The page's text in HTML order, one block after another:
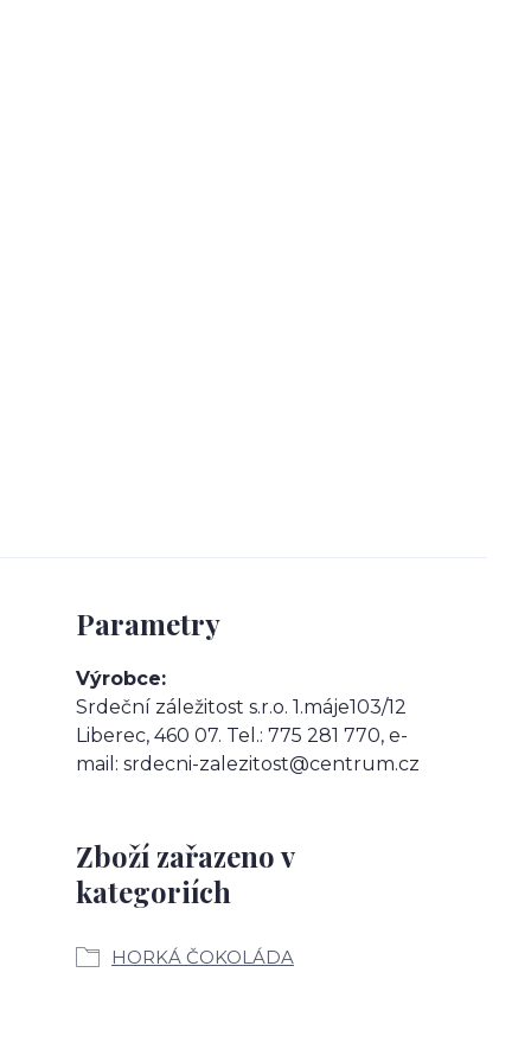
Parametry
Výrobce
Srdeční záležitost s.r.o. 1.máje103/12
Liberec, 460 07. Tel.: 775 281 770, e-
mail: srdecni-zalezitost@centrum.cz
Zboží zařazeno v
kategoriích
HORKÁ ČOKOLÁDA